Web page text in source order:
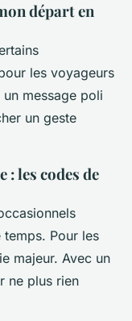
départ en
les voyageurs
un message poli
un geste
: les codes de
Pour les
majeur. Avec un
ne plus rien